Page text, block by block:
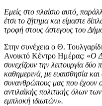
Εμείς στο πλαίσιο αυτό,
έτσι το ζήτημα και είμαστε
τροφή στους άστεγους του
Στην συνέχεια ο Θ.
Ανοικτό Κέντρο Ημέρας: «Ο
συνεχίζουν την λειτουργία
καθημερινά, με ευαισθησία
συνανθρώπους μας που έχουν
αντιλαϊκής πολιτικής όλων
εμπλοκή ιδιωτών».